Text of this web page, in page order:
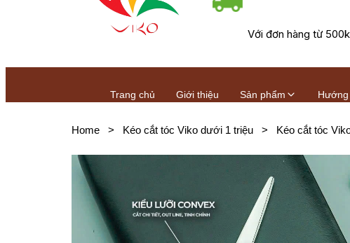
Với đơn hàng từ 500k
Trang chủ Giới thiệu Sản phẩm
Home > Kéo cắt tóc Viko dưới 1 triệu > Kéo cắt tóc